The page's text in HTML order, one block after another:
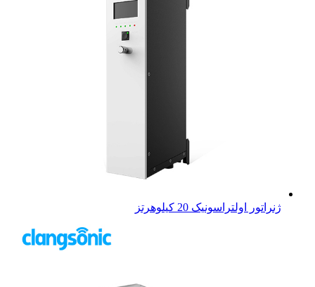
ژنراتور اولتراسونیک 20 کیلوهرتز